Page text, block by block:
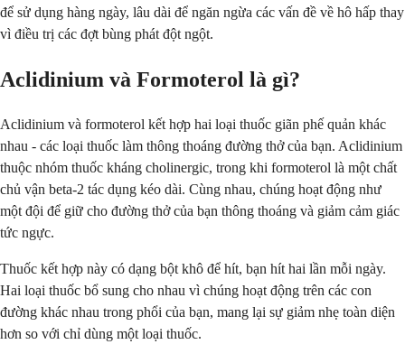
để sử dụng hàng ngày, lâu dài để ngăn ngừa các vấn đề về hô hấp thay
vì điều trị các đợt bùng phát đột ngột.
Aclidinium và Formoterol là gì?
Aclidinium và formoterol kết hợp hai loại thuốc giãn phế quản khác
nhau - các loại thuốc làm thông thoáng đường thở của bạn. Aclidinium
thuộc nhóm thuốc kháng cholinergic, trong khi formoterol là một chất
chủ vận beta-2 tác dụng kéo dài. Cùng nhau, chúng hoạt động như
một đội để giữ cho đường thở của bạn thông thoáng và giảm cảm giác
tức ngực.
Thuốc kết hợp này có dạng bột khô để hít, bạn hít hai lần mỗi ngày.
Hai loại thuốc bổ sung cho nhau vì chúng hoạt động trên các con
đường khác nhau trong phổi của bạn, mang lại sự giảm nhẹ toàn diện
hơn so với chỉ dùng một loại thuốc.